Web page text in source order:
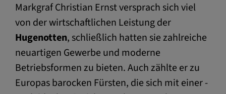
Markgraf Christian Ernst versprach sich viel
von der wirtschaftlichen Leistung der
Hugenotten, schließlich hatten sie zahlreiche
neuartigen Gewerbe und moderne
Betriebsformen zu bieten. Auch zählte er zu
Europas barocken Fürsten, die sich mit einer -